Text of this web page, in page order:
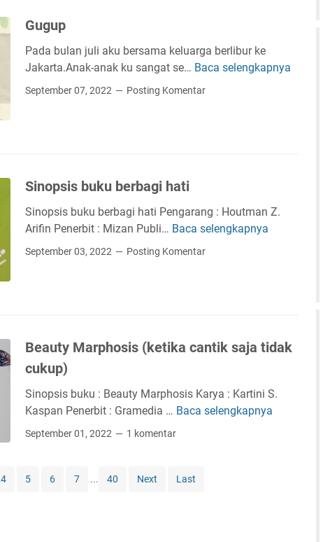
a
Gugup
Pada bulan juli aku bersama keluarga berlibur ke
Jakarta.Anak-anak ku sangat se… Baca selengkapnya
September 07, 2022 Posting Komentar
Sinopsis buku berbagi hati
Sinopsis buku berbagi hati Pengarang : Houtman Z.
Arifin Penerbit : Mizan Publi… Baca selengkapnya
s
k
u
September 03, 2022 Posting Komentar
Beauty Marphosis (ketika cantik saja tidak
cukup)
Sinopsis buku : Beauty Marphosis Karya : Kartini S.
Kaspan Penerbit : Gramedia … Baca selengkapnya
September 01, 2022 1 komentar
4 5 6 7 ... 40 Next Last